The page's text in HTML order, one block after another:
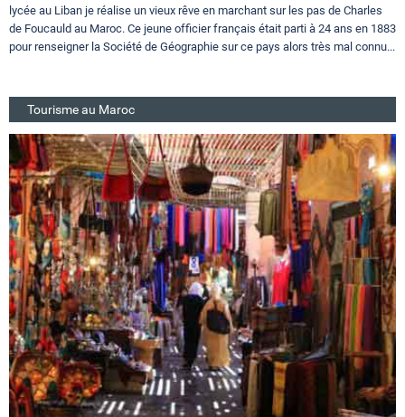
lycée au Liban je réalise un vieux rêve en marchant sur les pas de Charles
de Foucauld au Maroc. Ce jeune officier français était parti à 24 ans en 1883
pour renseigner la Société de Géographie sur ce pays alors très mal connu...
Tourisme au Maroc